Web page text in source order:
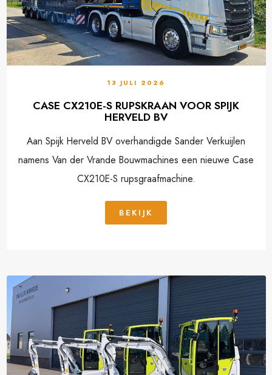
13 JULI 2026
CASE CX210E-S RUPSKRAAN VOOR SPIJK
HERVELD BV
Aan Spijk Herveld BV overhandigde Sander Verkuijlen
namens Van der Vrande Bouwmachines een nieuwe Case
CX210E-S rupsgraafmachine.
BEKIJK